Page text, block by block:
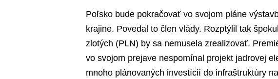
Poľsko bude pokračovať vo svojom pláne
krajine. Povedal to člen vlády. Rozptýlil tak
zlotých (PLN) by sa nemusela zrealizovať.
vo svojom prejave nespomínal projekt jadrovej
mnoho plánovaných investícií do infraštruktúry